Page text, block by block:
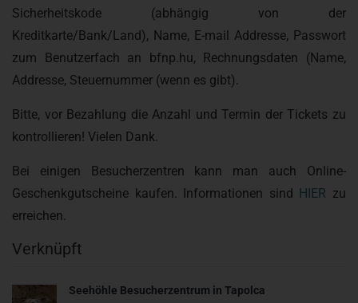
Sicherheitskode (abhängig von der
Kreditkarte/Bank/Land), Name, E-mail Addresse, Passwort
zum Benutzerfach an bfnp.hu, Rechnungsdaten (Name,
Addresse, Steuernummer (wenn es gibt).
Bitte, vor Bezahlung die Anzahl und Termin der Tickets zu
kontrollieren! Vielen Dank.
Bei einigen Besucherzentren kann man auch Online-
Geschenkgutscheine kaufen. Informationen sind
HIER zu
erreichen.
Verknüpft
Seehöhle Besucherzentrum in Tapolca